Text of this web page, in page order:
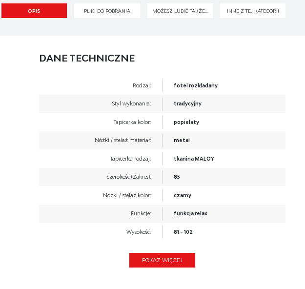
OPIS PLIKI DO POBRANIA MOŻESZ LUBIĆ TAKŻE... INNE Z TEJ KATEGORII
DANE TECHNICZNE
Rodzaj: fotel rozkładany
Styl wykonania: tradycyjny
Tapicerka kolor: popielaty
Nóżki / stelaż materiał: metal
Tapicerka rodzaj: tkanina MALOY
Szerokość (Zakres): 85
Nóżki / stelaż kolor: czarny
Funkcje: funkcja relax
Wysokość: 81 - 102
Głębokość: 155, 85
POKAŻ WIĘCEJ